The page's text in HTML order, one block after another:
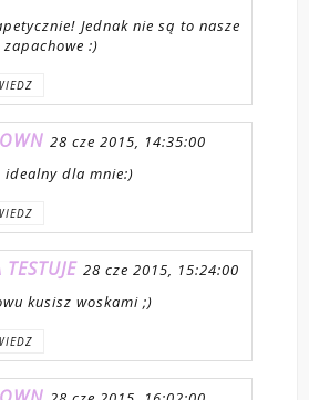
Jednak nie są to nasze
:)
28 cze 2015, 14:35:00
idealny dla mnie:)
28 cze 2015, 15:24:00
kusisz woskami ;)